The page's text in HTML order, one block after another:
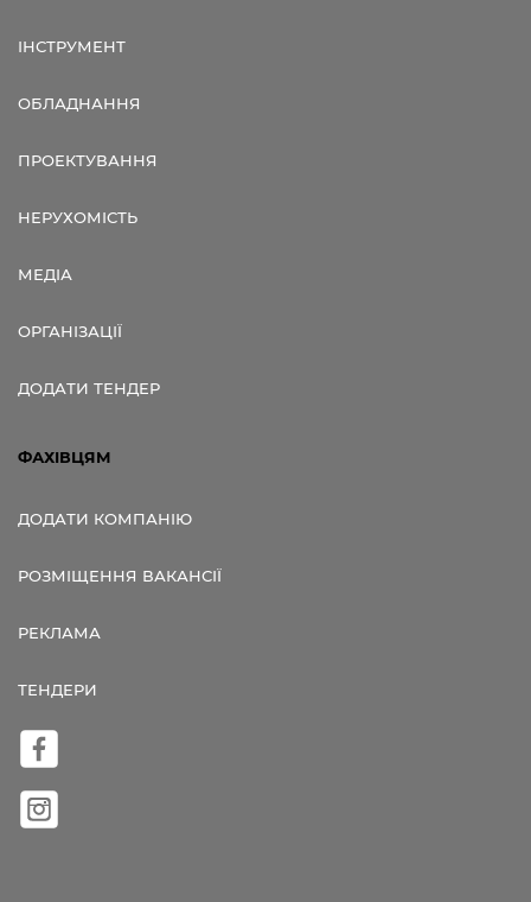
ІНСТРУМЕНТ
ОБЛАДНАННЯ
ПРОЕКТУВАННЯ
НЕРУХОМІСТЬ
МЕДІА
ОРГАНІЗАЦІЇ
ДОДАТИ ТЕНДЕР
ФАХІВЦЯМ
ДОДАТИ КОМПАНІЮ
РОЗМІЩЕННЯ ВАКАНСІЇ
РЕКЛАМА
ТЕНДЕРИ